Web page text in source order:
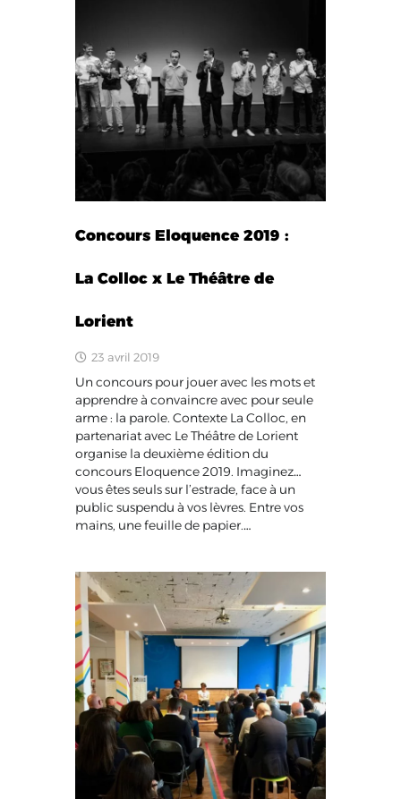
Concours Eloquence 2019 :
La Colloc x Le Théâtre de
Lorient
23 avril 2019
Un concours pour jouer avec les mots et
apprendre à convaincre avec pour seule
arme : la parole. Contexte La Colloc, en
partenariat avec Le Théâtre de Lorient
organise la deuxième édition du
concours Eloquence 2019. Imaginez…
vous êtes seuls sur l’estrade, face à un
public suspendu à vos lèvres. Entre vos
mains, une feuille de papier.…